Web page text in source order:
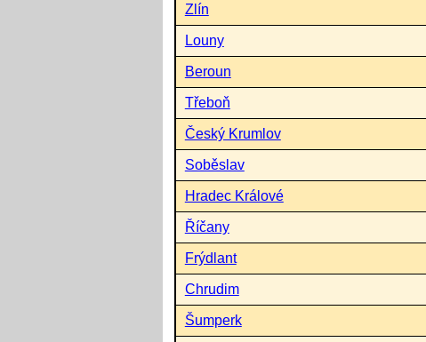
Zlín
Louny
Beroun
Třeboň
Český Krumlov
Soběslav
Hradec Králové
Říčany
Frýdlant
Chrudim
Šumperk